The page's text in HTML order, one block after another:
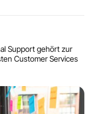
Support gehört zur
Customer Services